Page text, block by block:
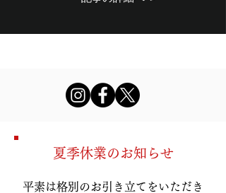
夏季休業のお知らせ
平素は格別のお引き立てをいただき